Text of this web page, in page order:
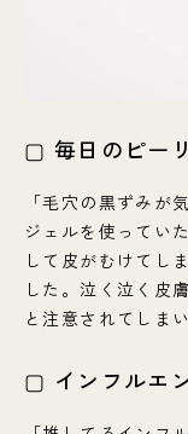
▢ 毎日のピー
「毛穴の黒ずみが
ジェルを使ってい
して皮がむけてし
した。泣く泣く皮
と注意されてしま
▢ インフルエ